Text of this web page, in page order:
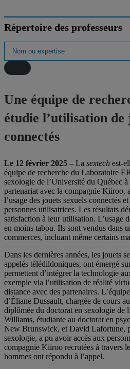
Répertoire des professeurs
Une équipe de
étudie l’utilisation de
connectés
Le 12 février 2025 – La sextech est-
équipe de recherche du Laboratoire
sexologie de l’Université du Québec
partenariat avec la compagnie Kiiroo,
l’usage des jouets sexuels connectés
personnes utilisatrices. Les résultats
satisfaction à leur utilisation. L’usage
en moins tabou. Ils sont vendus dans
commerces, incluant même certains
Dans les dernières années, les jouets
appelés télédildoniques, ont émergé
permettent d’intégrer la technologie
exemple via l’utilisation de réalité
distance avec des partenaires.
d’Éliane Dussault, chargée de cours
diplômée du doctorat en sexologie
Williams, étudiante au doctorat en
New Brunswick, et David Lafortune,
sexologie, a pu avoir accès aux
compagnie Kiiroo recrutées à travers
hommes ont répondu à l’appel.